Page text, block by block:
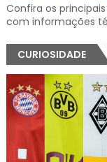
Confira os
com informações
CURIOSIDADE